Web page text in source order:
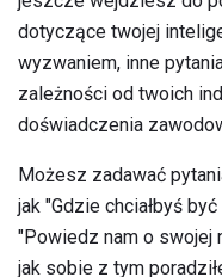
dotyczące twojej
wyzwaniem, inne
zależności od twoich
doświadczenia
Możesz zadawać
jak "Gdzie chciałbyś
"Powiedz nam o swojej
jak sobie z tym